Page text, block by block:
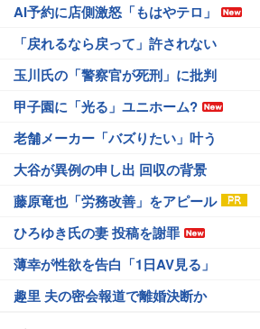
AI予約に店側激怒「もはやテロ」
「戻れるなら戻って」許されない
玉川氏の「警察官が死刑」に批判
甲子園に「光る」ユニホーム?
老舗メーカー「バズりたい」叶う
大谷が異例の申し出 回収の背景
藤原竜也「労務改善」をアピール
ひろゆき氏の妻 投稿を謝罪
薄幸が性欲を告白「1日AV見る」
趣里 夫の密会報道で離婚決断か